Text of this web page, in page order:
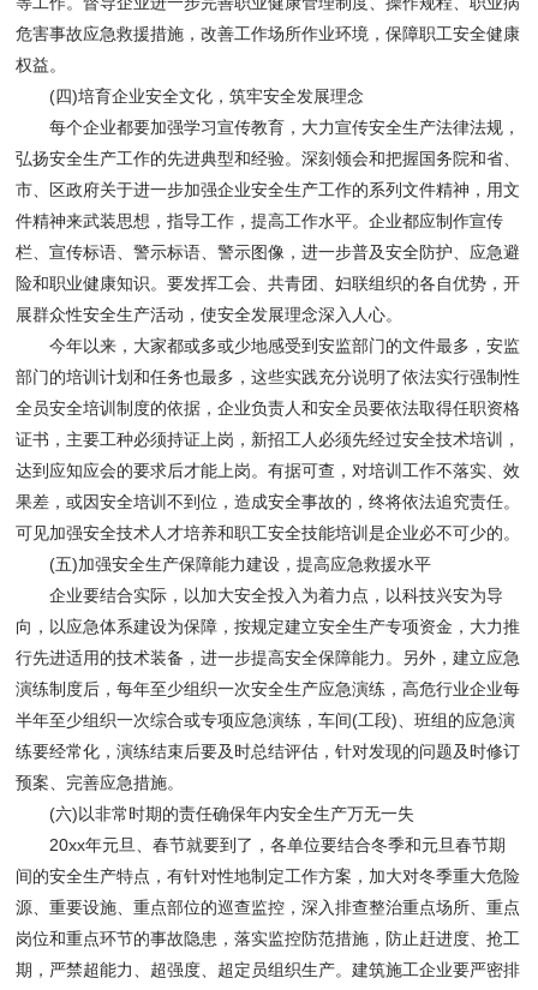
危害事故应急救援措施，改善工作场所作业环境，保障职工安全健康
权益。
(四)培育企业安全文化，筑牢安全发展理念
每个企业都要加强学习宣传教育，大力宣传安全生产法律法规，
弘扬安全生产工作的先进典型和经验。深刻领会和把握国务院和省、
市、区政府关于进一步加强企业安全生产工作的系列文件精神，用文
件精神来武装思想，指导工作，提高工作水平。企业都应制作宣传
栏、宣传标语、警示标语、警示图像，进一步普及安全防护、应急避
险和职业健康知识。要发挥工会、共青团、妇联组织的各自优势，开
展群众性安全生产活动，使安全发展理念深入人心。
今年以来，大家都或多或少地感受到安监部门的文件最多，安监
部门的培训计划和任务也最多，这些实践充分说明了依法实行强制性
全员安全培训制度的依据，企业负责人和安全员要依法取得任职资格
证书，主要工种必须持证上岗，新招工人必须先经过安全技术培训，
达到应知应会的要求后才能上岗。有据可查，对培训工作不落实、效
果差，或因安全培训不到位，造成安全事故的，终将依法追究责任。
可见加强安全技术人才培养和职工安全技能培训是企业必不可少的。
(五)加强安全生产保障能力建设，提高应急救援水平
企业要结合实际，以加大安全投入为着力点，以科技兴安为导
向，以应急体系建设为保障，按规定建立安全生产专项资金，大力推
行先进适用的技术装备，进一步提高安全保障能力。另外，建立应急
演练制度后，每年至少组织一次安全生产应急演练，高危行业企业每
半年至少组织一次综合或专项应急演练，车间(工段)、班组的应急演
练要经常化，演练结束后要及时总结评估，针对发现的问题及时修订
预案、完善应急措施。
(六)以非常时期的责任确保年内安全生产万无一失
20xx年元旦、春节就要到了，各单位要结合冬季和元旦春节期
间的安全生产特点，有针对性地制定工作方案，加大对冬季重大危险
源、重要设施、重点部位的巡查监控，深入排查整治重点场所、重点
岗位和重点环节的事故隐患，落实监控防范措施，防止赶进度、抢工
期，严禁超能力、超强度、超定员组织生产。建筑施工企业要严密排